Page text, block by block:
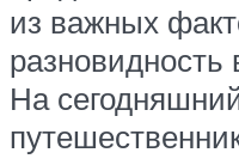
из важных
разновидность
На